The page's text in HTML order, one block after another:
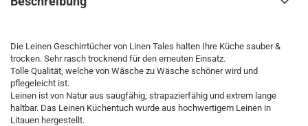
Die Leinen Geschirrtücher von Linen Tales halten Ihre Küche sauber &
trocken. Sehr rasch trocknend für den erneuten Einsatz.
Tolle Qualität, welche von Wäsche zu Wäsche schöner wird und
pflegeleicht ist.
Leinen ist von Natur aus saugfähig, strapazierfähig und extrem lange
haltbar. Das Leinen Küchentuch wurde aus hochwertigem Leinen in
Litauen hergestellt.